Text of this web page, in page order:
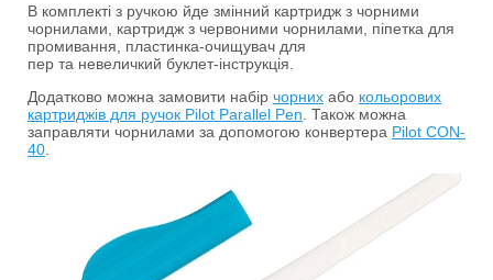
В комплекті з ручкою йде змінний картридж з чорними
чорнилами, картридж з червоними чорнилами, піпетка для
промивання, пластинка-очищувач для
пер та невеличкий буклет-інструкція.
Додатково можна замовити набір чорних або кольорових
картриджів для ручок Pilot Parallel Pen . Також можна
заправляти чорнилами за допомогою конвертера Pilot CON-
40